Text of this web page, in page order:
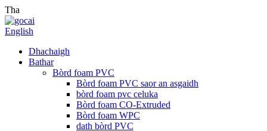
Tha
English
Dhachaigh
Bathar
Bòrd foam PVC
Bòrd foam PVC saor an asgaidh
bòrd foam pvc celuka
Bòrd foam CO-Extruded
Bòrd foam WPC
dath bòrd PVC